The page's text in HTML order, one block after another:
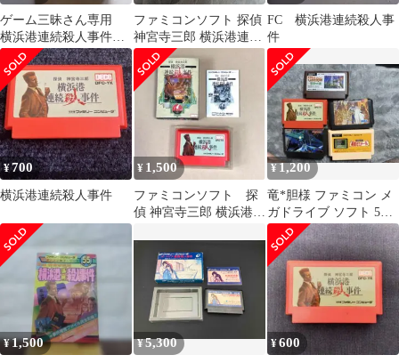
ゲーム三昧さん専用
横浜港連続殺人事件
DFC-1K
ファミコンソフト 探偵
神宮寺三郎 横浜港連続
殺人事件 箱説付き
FC 横浜港連続殺人事
件
¥700
横浜港連続殺人事件
¥ 1,500
ファミコンソフト 探
偵 神宮寺三郎 横浜港連
¥1,200
竜*胆様 ファミコン メ
ガドライブ ソフト 5本
セット
¥1,500 ¥5,300 ¥600